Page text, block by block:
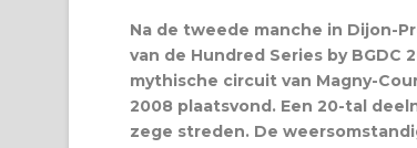
Na de tweede manche in Dijon-
van de Hundred Series by BGDC
mythische circuit van Magny-
2008 plaatsvond. Een 20-tal
zege streden. De